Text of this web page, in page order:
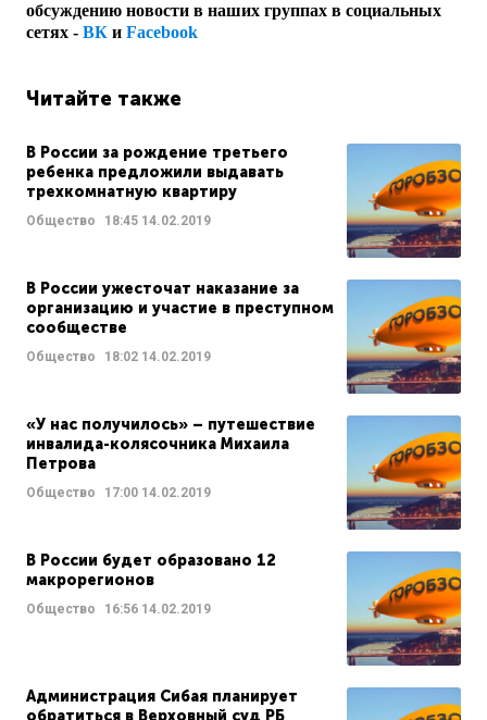
обсуждению новости в наших группах в социальных
сетях - ВК и Facebook
Читайте также
В России за рождение третьего
ребенка предложили выдавать
трехкомнатную квартиру
Общество 18:45 14.02.2019
В России ужесточат наказание за
организацию и участие в преступном
сообществе
Общество 18:02 14.02.2019
«У нас получилось» – путешествие
инвалида-колясочника Михаила
Петрова
Общество 17:00 14.02.2019
В России будет образовано 12
макрорегионов
Общество 16:56 14.02.2019
Администрация Сибая планирует